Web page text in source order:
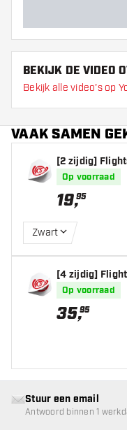
BEKIJK DE VIDEO
Bekijk alle video's op
VAAK SAMEN
[2 zijdig]
ng (10 sets)
Op voorraad
19,95
Zwart
[4 zijdig]
ng (10 sets)
Op voorraad
35,95
Stuur een email
Antwoord binnen 1